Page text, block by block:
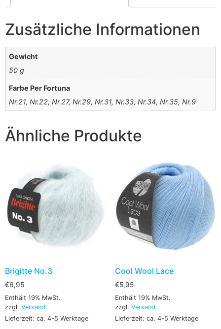
Zusätzliche Informationen
Gewicht
50 g
Farbe Per Fortuna
Nr.21, Nr.22, Nr.27, Nr.29, Nr.31, Nr.33, Nr.34, Nr.35, Nr.9
Ähnliche Produkte
Brigitte No.3
€6,95
Enthält 19% MwSt.
zzgl. Versand
Lieferzeit: ca. 4-5 Werktage
Cool Wool Lace
€5,95
Enthält 19% MwSt.
zzgl. Versand
Lieferzeit: ca. 4-5 Werktage